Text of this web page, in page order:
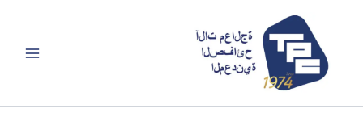
المحتوى